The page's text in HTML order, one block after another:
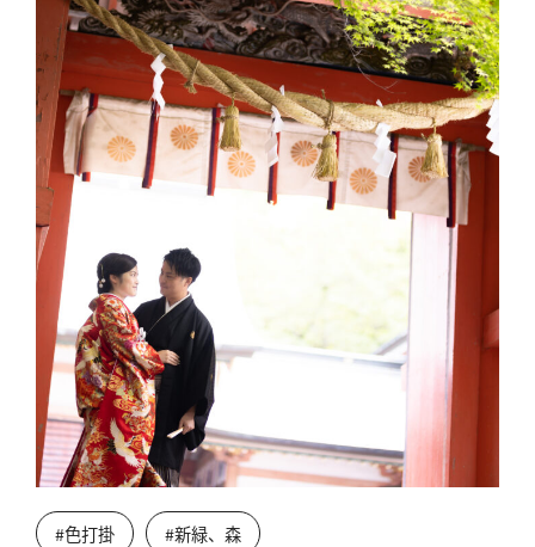
#色打掛 #新緑、森